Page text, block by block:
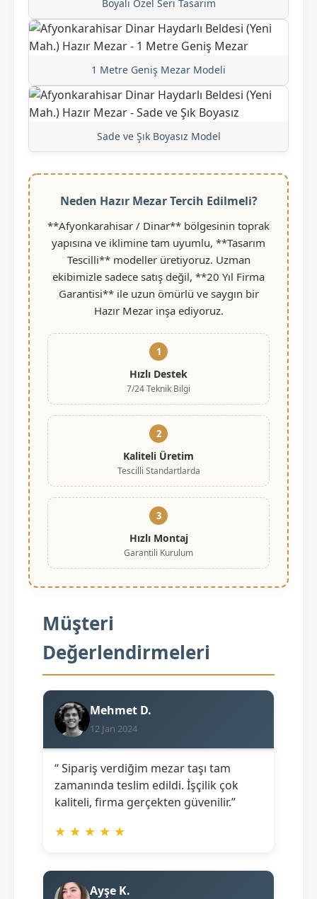
Boyalı Özel Seri Tasarım
1 Metre Geniş Mezar Modeli
Sade ve Şık Boyasız Model
Neden Hazır Mezar Tercih Edilmeli?
**Afyonkarahisar / Dinar** bölgesinin toprak
yapısına ve iklimine tam uyumlu, **Tasarım
Tescilli** modeller üretiyoruz. Uzman
ekibimizle sadece satış değil, **20 Yıl Firma
Garantisi** ile uzun ömürlü ve saygın bir
Hazır Mezar inşa ediyoruz.
1
Hızlı Destek
7/24 Teknik Bilgi
2
Kaliteli Üretim
Tescilli Standartlarda
3
Hızlı Montaj
Garantili Kurulum
Müşteri
Değerlendirmeleri
Mehmet D.
12 Jan 2024
“ Sipariş verdiğim mezar taşı tam
zamanında teslim edildi. İşçilik çok
kaliteli, firma gerçekten güvenilir.”
★ ★ ★ ★ ★
Ayşe K.